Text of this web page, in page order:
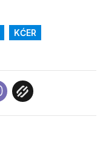
KĆER